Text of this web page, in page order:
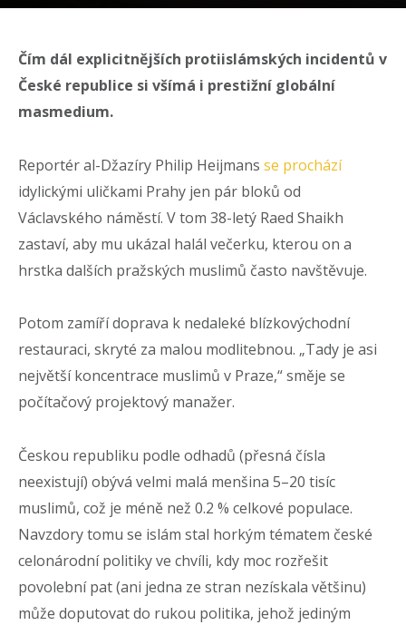
Čím dál explicitnějších protiislámských incidentů v
České republice si všímá i prestižní globální
masmedium.
Reportér al-Džazíry Philip Heijmans se prochází
idylickými uličkami Prahy jen pár bloků od
Václavského náměstí. V tom 38-letý Raed Shaikh
zastaví, aby mu ukázal halál večerku, kterou on a
hrstka dalších pražských muslimů často navštěvuje.
Potom zamíří doprava k nedaleké blízkovýchodní
restauraci, skryté za malou modlitebnou. „Tady je asi
největší koncentrace muslimů v Praze,“ směje se
počítačový projektový manažer.
Českou republiku podle odhadů (přesná čísla
neexistují) obývá velmi malá menšina 5–20 tisíc
muslimů, což je méně než 0.2 % celkové populace.
Navzdory tomu se islám stal horkým tématem české
celonárodní politiky ve chvíli, kdy moc rozřešit
povolební pat (ani jedna ze stran nezískala většinu)
může doputovat do rukou politika, jehož jediným